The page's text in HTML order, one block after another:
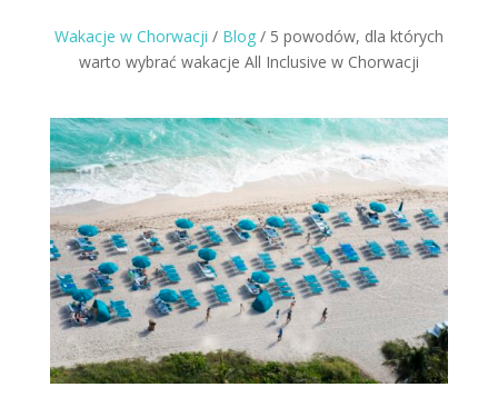
Wakacje w Chorwacji / Blog/ 5 powodów, dla których
warto wybrać wakacje All Inclusive w Chorwacji